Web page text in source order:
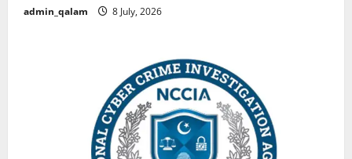
admin_qalam 8 July, 2026